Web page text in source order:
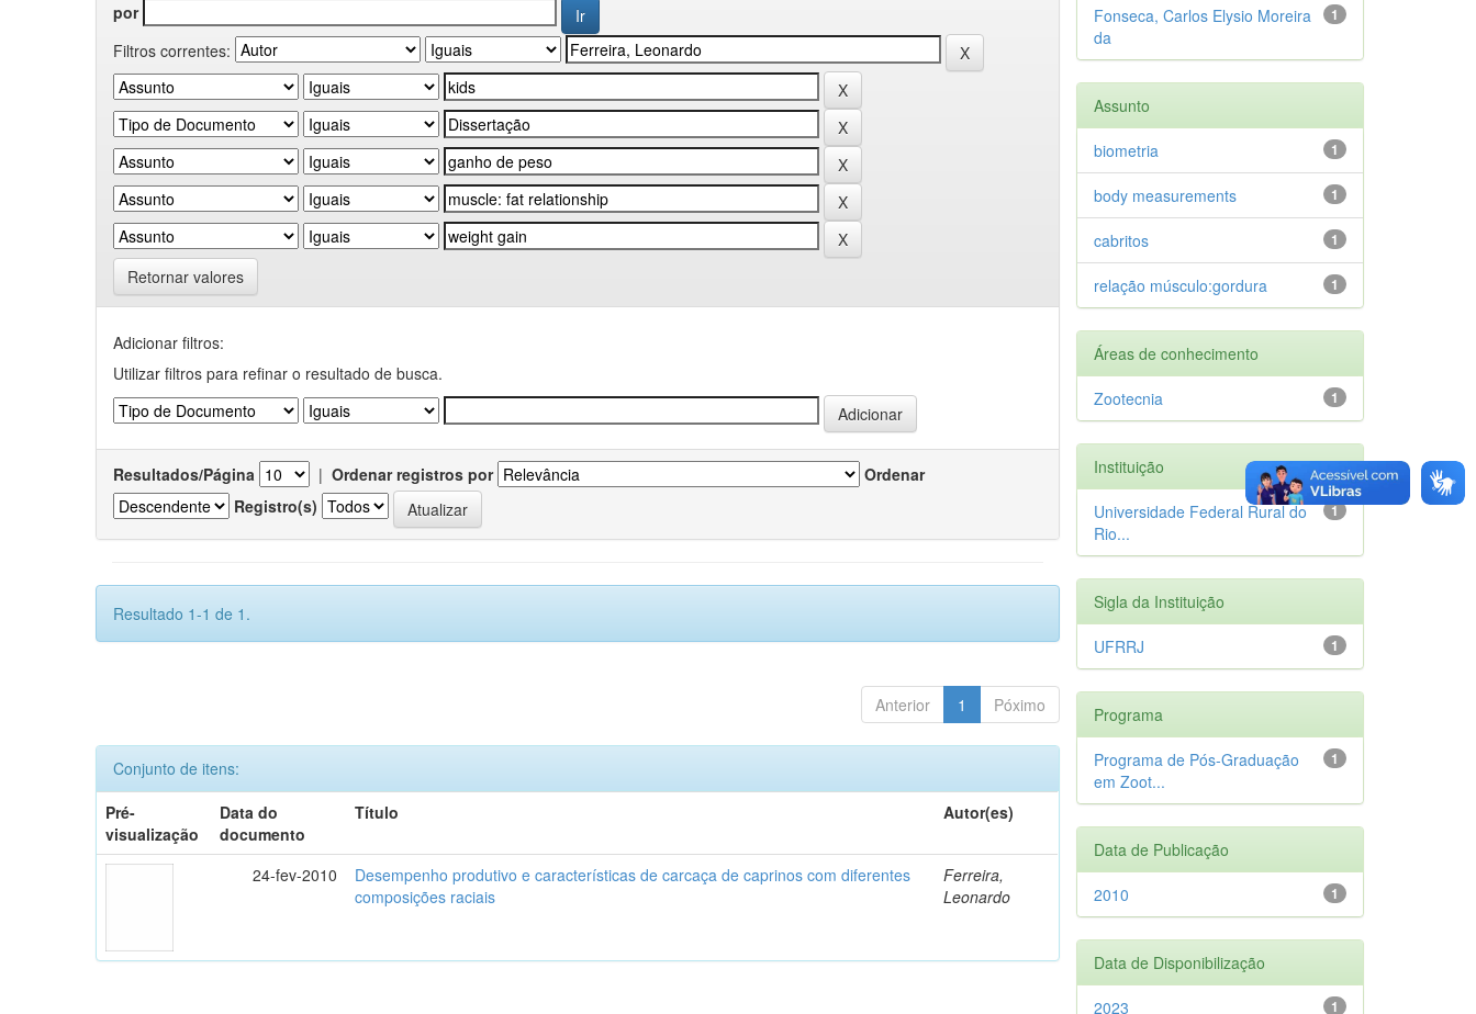
por
Filtros correntes:
Retornar valores
Adicionar filtros:
Utilizar filtros para refinar o resultado de busca.
Resultados/Página | Ordenar registros por
Ordenar
Registro(s)
Resultado 1-1 de 1.
Anterior 1 Póximo
Conjunto de itens:
Pré-
visualização
Data do
documento
Título Autor(es)
24-fev-2010
Desempenho produtivo e características de carcaça de caprinos com diferentes
composições raciais
Ferreira,
Leonardo
1
Fonseca, Carlos Elysio Moreira
da
Assunto
1
biometria
1
body measurements
1
cabritos
1
relação músculo:gordura
Áreas de conhecimento
1
Zootecnia
Instituição
1
Universidade Federal Rural do
Rio...
Sigla da Instituição
1
UFRRJ
Programa
1
Programa de Pós-Graduação
em Zoot...
Data de Publicação
1
2010
Data de Disponibilização
1
2023